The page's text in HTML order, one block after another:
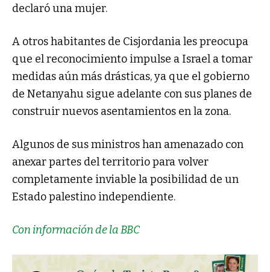
declaró una mujer.
A otros habitantes de Cisjordania les preocupa
que el reconocimiento impulse a Israel a tomar
medidas aún más drásticas, ya que el gobierno
de Netanyahu sigue adelante con sus planes de
construir nuevos asentamientos en la zona.
Algunos de sus ministros han amenazado con
anexar partes del territorio para volver
completamente inviable la posibilidad de un
Estado palestino independiente.
Con información de la BBC